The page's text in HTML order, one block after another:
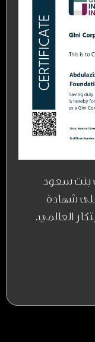
بنت سعود
شهادة
العالمي.